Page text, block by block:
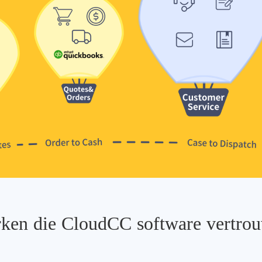
die CloudCC software